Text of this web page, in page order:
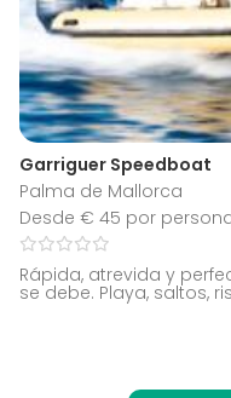
Garriguer Speedboat
Palma de Mallorca
Desde € 45 por
Rápida, atrevida y
se debe. Playa, saltos,